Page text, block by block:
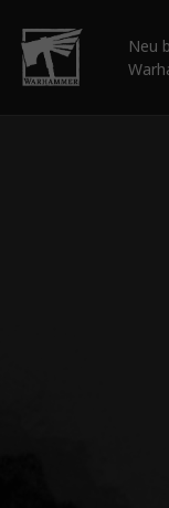
Neu